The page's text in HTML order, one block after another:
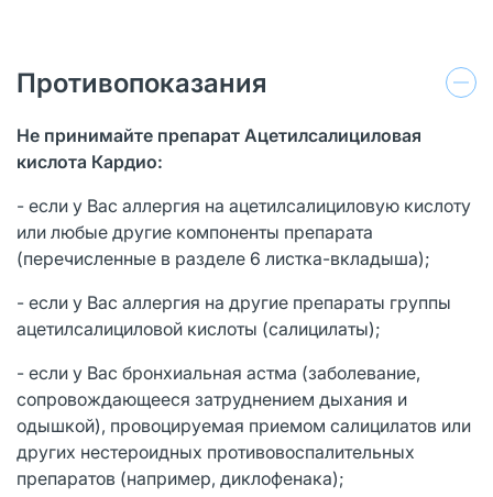
Противопоказания
Не принимайте препарат Ацетилсалициловая
кислота Кардио:
- если у Вас аллергия на ацетилсалициловую кислоту
или любые другие компоненты препарата
(перечисленные в разделе 6 листка-вкладыша);
- если у Вас аллергия на другие препараты группы
ацетилсалициловой кислоты (салицилаты);
- если у Вас бронхиальная астма (заболевание,
сопровождающееся затруднением дыхания и
одышкой), провоцируемая приемом салицилатов или
других нестероидных противовоспалительных
препаратов (например, диклофенака);